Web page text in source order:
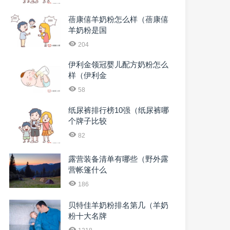
蓓康僖羊奶粉怎么样（蓓康僖
羊奶粉是国
204
伊利金领冠婴儿配方奶粉怎么
样（伊利金
58
纸尿裤排行榜10强（纸尿裤哪
个牌子比较
82
露营装备清单有哪些（野外露
营帐篷什么
186
贝特佳羊奶粉排名第几（羊奶
粉十大名牌